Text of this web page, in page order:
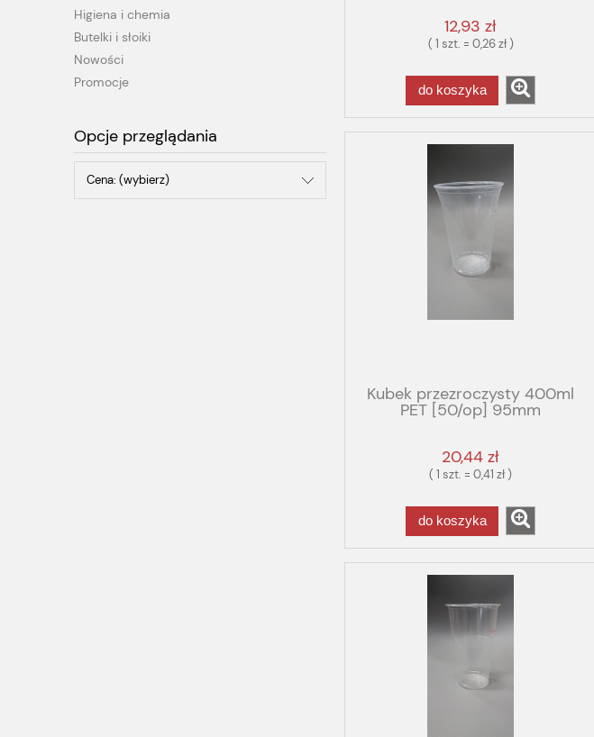
Higiena i chemia
Butelki i słoiki
Nowości
Promocje
Opcje przeglądania
Cena: (wybierz)
12,93 zł
( 1 szt. = 0,26 zł )
do koszyka
Kubek przezroczysty 400ml
PET [50/op] 95mm
20,44 zł
( 1 szt. = 0,41 zł )
do koszyka